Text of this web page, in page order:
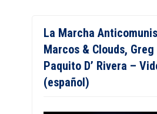
La Marcha
Marcos & Clouds,
Paquito D’ Rivera –
(español)